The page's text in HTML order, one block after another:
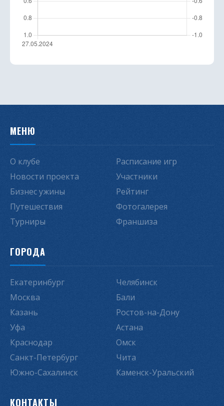
МЕНЮ
О клубе
Новости проекта
Бизнес ужины
Путешествия
Турниры
Расписание игр
Участники
Рейтинг
Фотогалерея
Франшиза
ГОРОДА
Екатеринбург
Москва
Казань
Уфа
Краснодар
Санкт-Петербург
Южно-Сахалинск
Челябинск
Бали
Ростов-на-Дону
Астана
Омск
Чита
Каменск-Уральский
КОНТАКТЫ